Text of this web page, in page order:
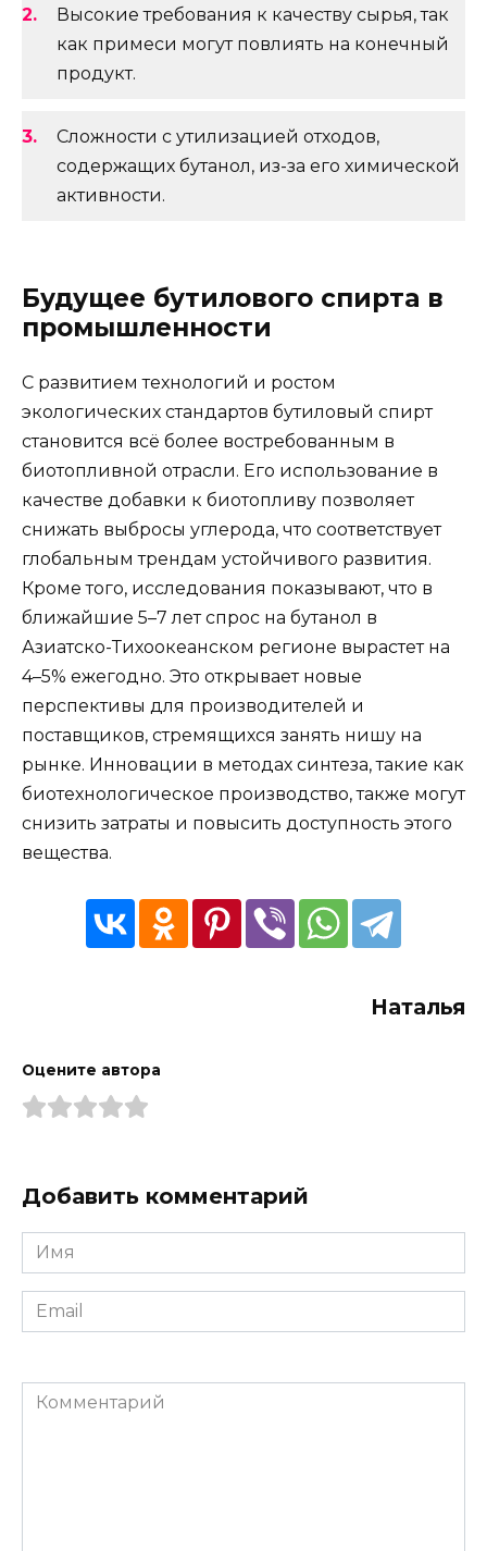
Высокие требования к качеству сырья, так
как примеси могут повлиять на конечный
продукт.
Сложности с утилизацией отходов,
содержащих бутанол, из-за его химической
активности.
Будущее бутилового спирта в
промышленности
С развитием технологий и ростом
экологических стандартов бутиловый спирт
становится всё более востребованным в
биотопливной отрасли. Его использование в
качестве добавки к биотопливу позволяет
снижать выбросы углерода, что соответствует
глобальным трендам устойчивого развития.
Кроме того, исследования показывают, что в
ближайшие 5–7 лет спрос на бутанол в
Азиатско-Тихоокеанском регионе вырастет на
4–5% ежегодно. Это открывает новые
перспективы для производителей и
поставщиков, стремящихся занять нишу на
рынке. Инновации в методах синтеза, такие как
биотехнологическое производство, также могут
снизить затраты и повысить доступность этого
вещества.
Наталья
Оцените автора
Добавить комментарий
Имя
*
Email
*
Комментарий